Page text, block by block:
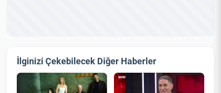
İlginizi Çekebilecek Diğer Haberler